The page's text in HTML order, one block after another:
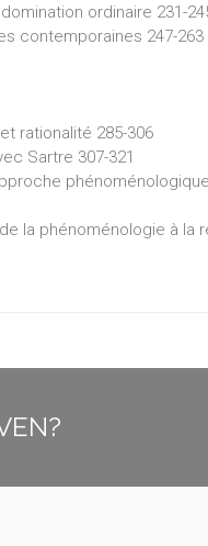
ordinaire 231-
contemporaines 247-263
rationalité 285-306
Sartre 307-321
la phénoménologie à la